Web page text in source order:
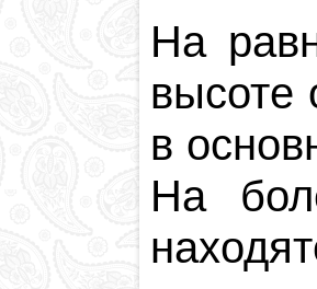
На
высоте
в
На